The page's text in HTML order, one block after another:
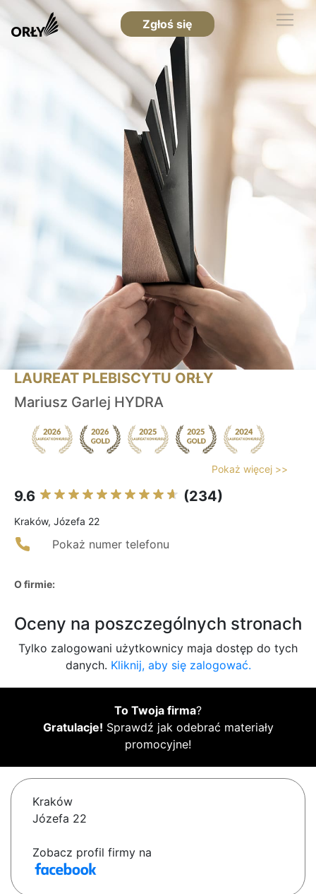
Zgłoś się
LAUREAT PLEBISCYTU ORŁY
Mariusz Garlej HYDRA
Pokaż więcej >>
9.6 (234)
Kraków, Józefa 22
Pokaż numer telefonu
O firmie:
Oceny na poszczególnych stronach
Tylko zalogowani użytkownicy maja dostęp do tych
danych. Kliknij, aby się zalogować.
To Twoja firma?
Gratulacje! Sprawdź jak odebrać materiały
promocyjne!
Kraków
Józefa 22
Zobacz profil firmy na